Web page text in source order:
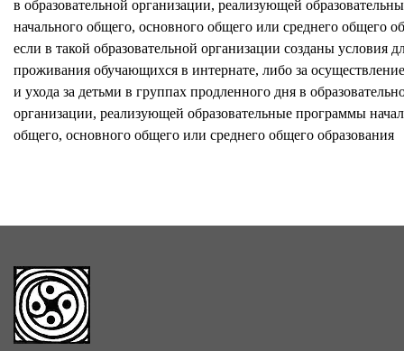
в образовательной организации, реализующей
начального общего, основного общего или среднего общего
если в такой образовательной организации созданы условия
проживания обучающихся в интернате, либо за
и ухода за детьми в группах продленного дня в
организации, реализующей образовательные программы
общего, основного общего или среднего общего образования